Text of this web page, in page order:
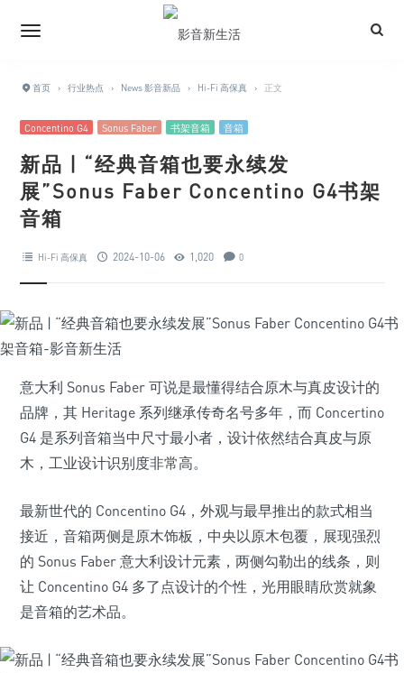
首页 › 行业热点 › News 影音新品 › Hi-Fi 高保真 › 正文
Concentino G4 Sonus Faber 书架音箱 音箱
新品 | “经典音箱也要永续发
展”Sonus Faber Concentino G4书架
音箱
Hi-Fi 高保真 2024-10-06 1,020 0
意大利 Sonus Faber 可说是最懂得结合原木与真皮设计的
品牌，其 Heritage 系列继承传奇名号多年，而 Concertino
G4 是系列音箱当中尺寸最小者，设计依然结合真皮与原
木，工业设计识别度非常高。
最新世代的 Concentino G4，外观与最早推出的款式相当
接近，音箱两侧是原木饰板，中央以原木包覆，展现强烈
的 Sonus Faber 意大利设计元素，两侧勾勒出的线条，则
让 Concentino G4 多了点设计的个性，光用眼睛欣赏就象
是音箱的艺术品。